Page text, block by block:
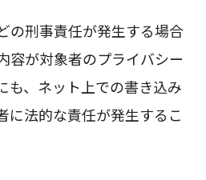
の刑事責任が発生する場合
容が対象者のプライバシー
も、ネット上での書き込み
に法的な責任が発生するこ